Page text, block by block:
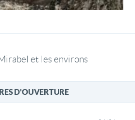
et les environs
D'OUVERTURE